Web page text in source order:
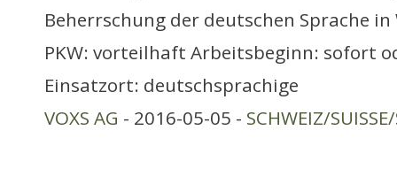
Beherrschung der deutschen Sprache
PKW: vorteilhaft Arbeitsbeginn: sofort
Einsatzort: deutschsprachige
VOXS AG - 2016-05-05 - SCHWEIZ/